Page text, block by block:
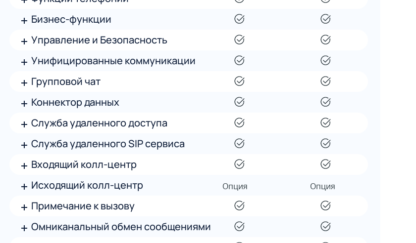
Бизнес-функции
Управление и Безопасность
Унифицированные коммуникации
Групповой чат
Коннектор данных
Служба удаленного доступа
Служба удаленного SIP сервиса
Входящий колл-центр
Исходящий колл-центр
Примечание к вызову
Омниканальный обмен сообщениями